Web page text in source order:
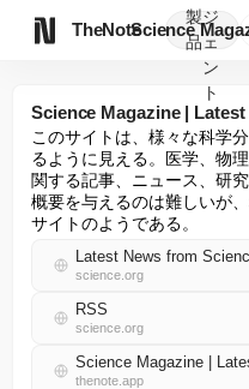
TheNote
製
品
ジ
ェ
ン
ト
Science
Science Magazine |
このサイトは、様々な科学
るように見える。医学、物
関する記事、ニュース、研
概要を与えるのは難しいが
サイトのようである。
Latest News from
science.org
RSS
science.org
Science Magazine |
thenote.app